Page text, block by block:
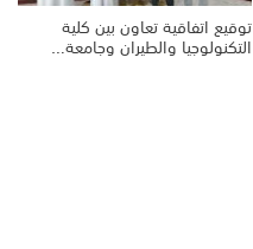
توقيع اتفاقية تعاون بين كلية
التكنولوجيا والطيران وجامعة…